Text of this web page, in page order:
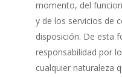
momento, del
y de los servicios de
disposición. De esta
responsabilidad por
cualquier naturaleza